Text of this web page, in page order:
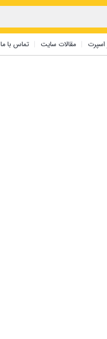
اسپرت مقالات سایت تماس با ما